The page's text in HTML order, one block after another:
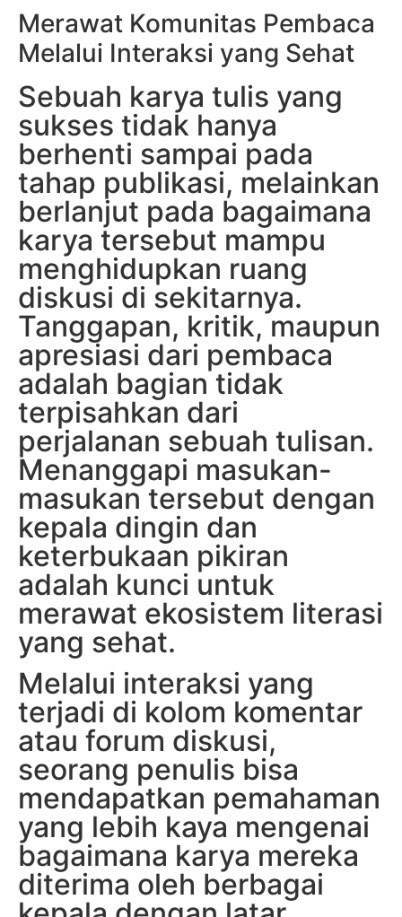
Merawat Komunitas Pembaca
Melalui Interaksi yang Sehat
Sebuah karya tulis yang
sukses tidak hanya
berhenti sampai pada
tahap publikasi, melainkan
berlanjut pada bagaimana
karya tersebut mampu
menghidupkan ruang
diskusi di sekitarnya.
Tanggapan, kritik, maupun
apresiasi dari pembaca
adalah bagian tidak
terpisahkan dari
perjalanan sebuah tulisan.
Menanggapi masukan-
masukan tersebut dengan
kepala dingin dan
keterbukaan pikiran
adalah kunci untuk
merawat ekosistem literasi
yang sehat.
Melalui interaksi yang
terjadi di kolom komentar
atau forum diskusi,
seorang penulis bisa
mendapatkan pemahaman
yang lebih kaya mengenai
bagaimana karya mereka
diterima oleh berbagai